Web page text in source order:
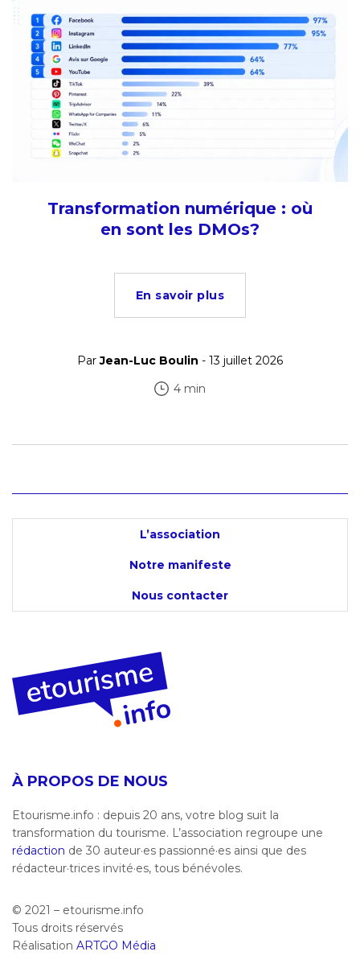
Transformation numérique : où
en sont les DMOs?
En savoir plus
ParJean-Luc Boulin - 13 juillet 2026
4 min
L’association
Notre manifeste
Nous contacter
À PROPOS DE NOUS
Etourisme.info : depuis 20 ans, votre blog suit la
transformation du tourisme. L’association regroupe une
rédaction de 30 auteur·es passionné·es ainsi que des
rédacteur·trices invité·es, tous bénévoles.
© 2021 – etourisme.info
Tous droits réservés
Réalisation ARTGO Média